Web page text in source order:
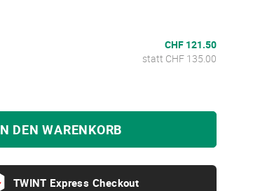
CHF 121.50
statt CHF 135.00
DEN WARENKORB
Express Checkout